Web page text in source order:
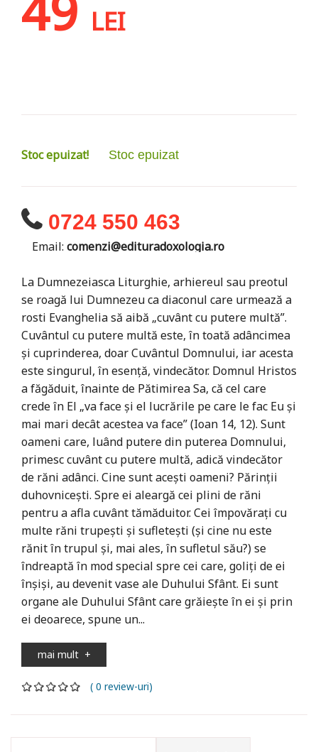
LEI
Stoc epuizat! Stoc epuizat
0724 550 463
Email: comenzi@edituradoxologia.ro
La Dumnezeiasca Liturghie, arhiereul sau preotul
se roagă lui Dumnezeu ca diaconul care urmează a
rosti Evanghelia să aibă „cuvânt cu putere multă”.
Cuvântul cu putere multă este, în toată adâncimea
şi cuprinderea, doar Cuvântul Domnului, iar acesta
este singurul, în esenţă, vindecător. Domnul Hristos
a făgăduit, înainte de Pătimirea Sa, că cel care
crede în El „va face şi el lucrările pe care le fac Eu şi
mai mari decât acestea va face” (Ioan 14, 12). Sunt
oameni care, luând putere din puterea Domnului,
primesc cuvânt cu putere multă, adică vindecător
de răni adânci. Cine sunt aceşti oameni? Părinţii
duhovniceşti. Spre ei aleargă cei plini de răni
pentru a afla cuvânt tămăduitor. Cei împovăraţi cu
multe răni trupeşti şi sufleteşti (şi cine nu este
rănit în trupul şi, mai ales, în sufletul său?) se
îndreaptă în mod special spre cei care, goliţi de ei
înşişi, au devenit vase ale Duhului Sfânt. Ei sunt
organe ale Duhului Sfânt care grăieşte în ei şi prin
ei deoarece, spune un...
mai mult +
( 0 review-uri)